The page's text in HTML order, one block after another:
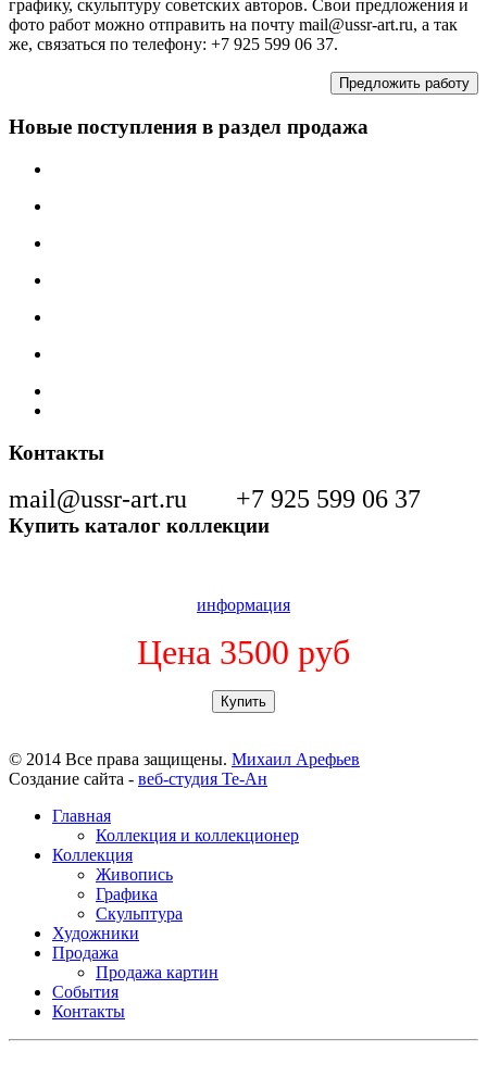
графику, скульптуру советских авторов. Свои предложения и
фото работ можно отправить на почту mail@ussr-art.ru, а так
же, связаться по телефону: +7 925 599 06 37.
Предложить работу
Новые поступления в раздел продажа
Контакты
mail@ussr-art.ru +7 925 599 06 37
Купить каталог коллекции
информация
Цена 3500 руб
Купить
© 2014 Все права защищены. Михаил Арефьев
Создание сайта - веб-студия Те-Ан
Главная
Коллекция и коллекционер
Коллекция
Живопись
Графика
Скульптура
Художники
Продажа
Продажа картин
События
Контакты